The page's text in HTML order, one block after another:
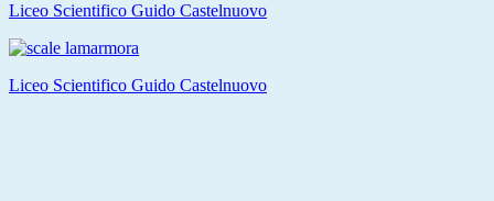
Liceo Scientifico Guido Castelnuovo
Liceo Scientifico Guido Castelnuovo